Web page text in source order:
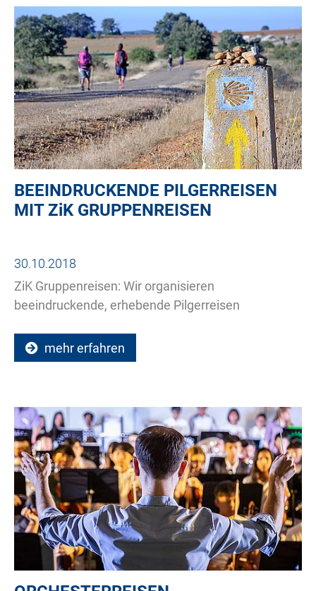
BEEINDRUCKENDE PILGERREISEN
MITZiKGRUPPENREISEN
30.10.2018
ZiK Gruppenreisen: Wir organisieren
beeindruckende, erhebende Pilgerreisen
mehr erfahren